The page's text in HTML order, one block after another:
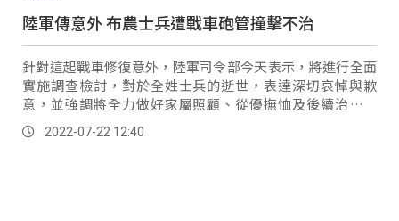
陸軍傳意外 布農士兵遭戰車砲管撞擊不治
針對這起戰車修復意外，陸軍司令部今天表示，將進行全面
實施調查檢討，對於全姓士兵的逝世，表達深切哀悼與歉
意，並強調將全力做好家屬照顧、從優撫恤及後續治喪事
宜。2022-07-22 12:40